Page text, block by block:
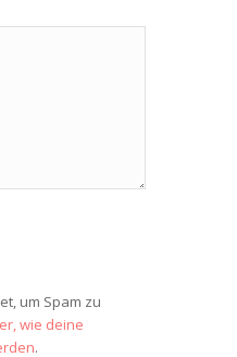
um Spam zu
wie deine
.